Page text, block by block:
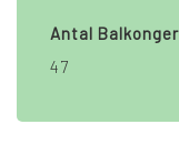
Antal
47